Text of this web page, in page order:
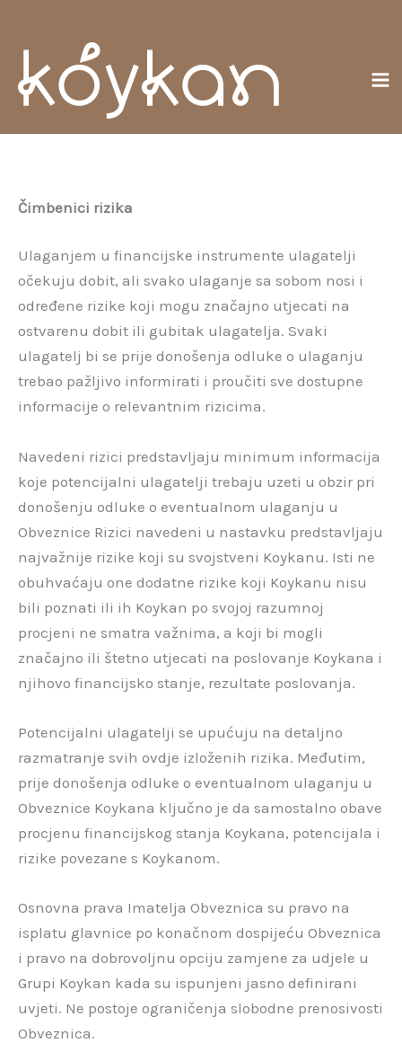
sadržaja
Čimbenici rizika
Ulaganjem u financijske instrumente ulagatelji
očekuju dobit, ali svako ulaganje sa sobom nosi i
određene rizike koji mogu značajno utjecati na
ostvarenu dobit ili gubitak ulagatelja. Svaki
ulagatelj bi se prije donošenja odluke o ulaganju
trebao pažljivo informirati i proučiti sve dostupne
informacije o relevantnim rizicima.
Navedeni rizici predstavljaju minimum informacija
koje potencijalni ulagatelji trebaju uzeti u obzir pri
donošenju odluke o eventualnom ulaganju u
Obveznice Rizici navedeni u nastavku predstavljaju
najvažnije rizike koji su svojstveni Koykanu. Isti ne
obuhvaćaju one dodatne rizike koji Koykanu nisu
bili poznati ili ih Koykan po svojoj razumnoj
procjeni ne smatra važnima, a koji bi mogli
značajno ili štetno utjecati na poslovanje Koykana i
njihovo financijsko stanje, rezultate poslovanja.
Potencijalni ulagatelji se upućuju na detaljno
razmatranje svih ovdje izloženih rizika. Međutim,
prije donošenja odluke o eventualnom ulaganju u
Obveznice Koykana ključno je da samostalno obave
procjenu financijskog stanja Koykana, potencijala i
rizike povezane s Koykanom.
Osnovna prava Imatelja Obveznica su pravo na
isplatu glavnice po konačnom dospijeću Obveznica
i pravo na dobrovoljnu opciju zamjene za udjele u
Grupi Koykan kada su ispunjeni jasno definirani
uvjeti. Ne postoje ograničenja slobodne prenosivosti
Obveznica.